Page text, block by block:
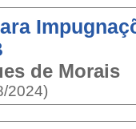
de Morais
2024)